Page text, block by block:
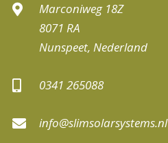
Marconiweg 18Z
8071 RA
Nunspeet, Nederland
0341 265088
info@slimsolarsystems.nl